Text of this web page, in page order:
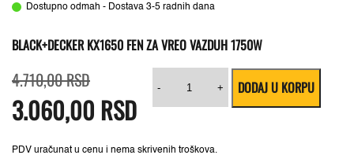
Dostupno odmah - Dostava 3-5 radnih dana
BLACK+DECKER KX1650 FEN ZA VREO VAZDUH 1750W
4.710,00RSDcena
je
bila:
4.710,00 RSD.
3.060,00 RSD
cena
je:
3.060,00 RSD.
PDV uračunat u cenu i nema skrivenih troškova.
-
Black+Decker
KX1650
za
1750W
+ DODAJ U KORPU